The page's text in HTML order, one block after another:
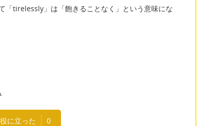
「tirelessly」は「飽きることなく」という意味にな
役に立った 0